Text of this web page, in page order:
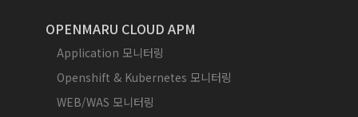
OPENMARU CLOUD APM
Application 모니터링
Openshift & Kubernetes 모니터링
WEB/WAS 모니터링